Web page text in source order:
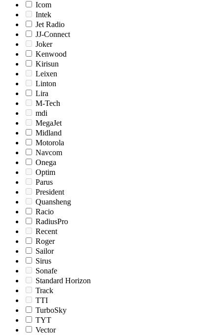
Icom
Intek
Jet Radio
JJ-Connect
Joker
Kenwood
Kirisun
Leixen
Linton
Lira
M-Tech
mdi
MegaJet
Midland
Motorola
Navcom
Onega
Optim
Parus
President
Quansheng
Racio
RadiusPro
Recent
Roger
Sailor
Sirus
Sonafe
Standard Horizon
Track
TTI
TurboSky
TYT
Vector